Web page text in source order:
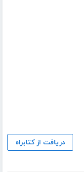
دریافت از کتابراه